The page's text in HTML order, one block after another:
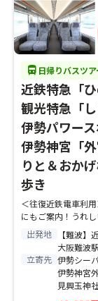
directions_bus 日帰りバスツア
近鉄特急「
観光特急「
伊勢パワー
伊勢神宮「
りと＆おか
歩き
＜往復近鉄電車利
にもご案内！うれ
出発地
【難波】
大阪難波駅
立寄先 伊勢シー
伊勢神宮
見興玉神